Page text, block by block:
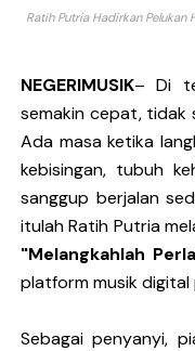
Bunuhdiri
Sindikat Sisa
Given Rayakan
Kentara Lanjutkan
The Joo’s Sajikan
Ratih Putria Hadirkan Pelukan
NEGERIMUSIK– Di
semakin cepat, tidak
Ada masa ketika
kebisingan, tubuh
sanggup berjalan
itulah Ratih Putria
"Melangkahlah
platform musik digital
Sebagai penyanyi,